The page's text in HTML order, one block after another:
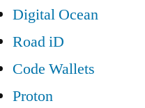
Digital Ocean
Road iD
Code Wallets
Proton